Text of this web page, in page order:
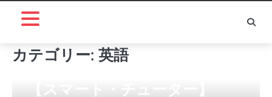
カテゴリー: 英語
【スマート・チューター】